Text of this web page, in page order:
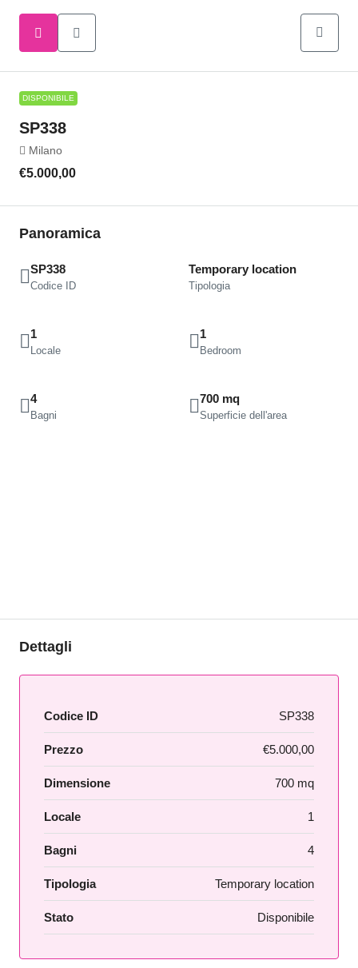
DISPONIBILE
SP338
Milano
€5.000,00
Panoramica
SP338
Codice ID
Temporary location
Tipologia
1
Locale
1
Bedroom
4
Bagni
700 mq
Superficie dell'area
Dettagli
Codice ID SP338
Prezzo €5.000,00
Dimensione 700 mq
Locale 1
Bagni 4
Tipologia Temporary location
Stato Disponibile